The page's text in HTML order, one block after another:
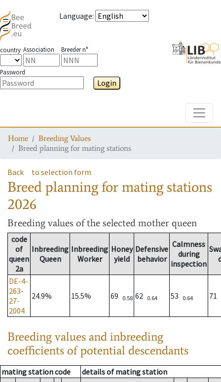
Language:
country Association Breeder n°
Password
Login
Home
Breeding Values
Breed planning for mating stations
Back to selection form
Breed planning for mating stations
2026
Breeding values of the selected mother queen
code
of
queen
2a
Inbreeding
Queen
Inbreeding
Worker
Honey
yield
Defensive
behavior
Calmness
during
inspection
DE-4-
263-
27-
2004
24.9% 15.5% 69 0.58 62 0.64 53 0.64 71
Breeding values and inbreeding
coefficients of potential descendants
mating station code details of mating station